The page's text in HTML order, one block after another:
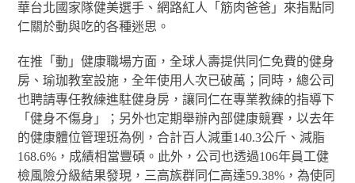
華台北國家隊健美選手、網路紅人「筋肉爸爸」來指點同
仁關於動與吃的各種迷思。
在推「動」健康職場方面，全球人壽提供同仁免費的健身
房、瑜珈教室設施，全年使用人次已破萬；同時，總公司
也聘請專任教練進駐健身房，讓同仁在專業教練的指導下
「健身不傷身」；另外也定期舉辦內部健康競賽，以去年
的健康體位管理班為例，合計百人減重140.3公斤、減脂
168.6%，成績相當豐碩。此外，公司也透過106年員工健
檢風險分級結果發現，三高族群同仁高達59.38%，為使同